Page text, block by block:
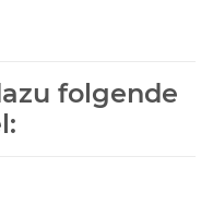
folgende